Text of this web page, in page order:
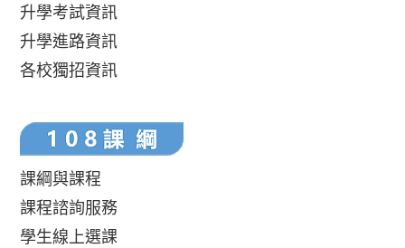
升學考試資訊
升學進路資訊
各校獨招資訊
課綱與課程
課程諮詢服務
學生線上選課